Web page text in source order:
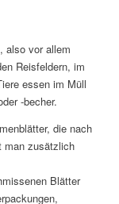
also vor allem
Reisfeldern, im
essen im Müll
-becher.
die nach
man zusätzlich
Blätter